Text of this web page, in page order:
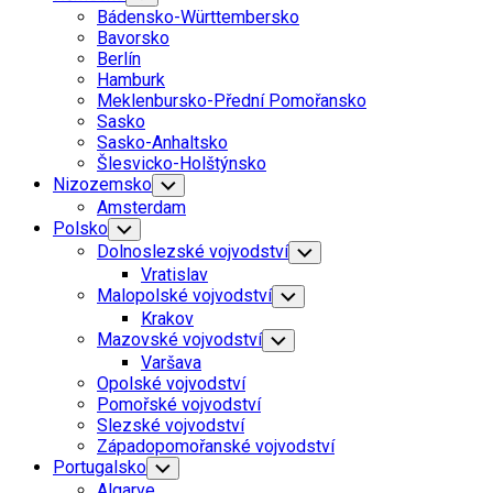
Child
Menu
Bádensko-Württembersko
Bavorsko
Berlín
Hamburk
Meklenbursko-Přední Pomořansko
Sasko
Sasko-Anhaltsko
Šlesvicko-Holštýnsko
Nizozemsko Toggle
Child
Menu
Amsterdam
Polsko Toggle
Child
Menu
Dolnoslezské vojvodství Toggle
Child
Menu
Vratislav
Malopolské vojvodství Toggle
Child
Menu
Krakov
Mazovské vojvodství Toggle
Child
Varšava
Opolské vojvodství
Pomořské vojvodství
Slezské vojvodství
Západopomořanské vojvodství
Portugalsko Toggle
Child